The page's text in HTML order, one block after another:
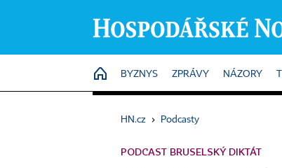
HOME
BYZNYS ZPRÁVY NÁZORY
HN.cz › Podcasty
PODCAST BRUSELSKÝ DIKTÁT